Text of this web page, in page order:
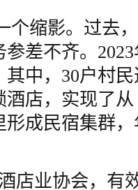
个缩影。过去
差不齐。
中，30户村
店，实现了从
成民宿集群
店业协会，有